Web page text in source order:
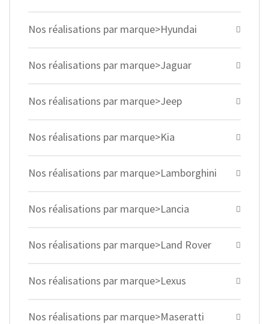
Nos réalisations par marque>Hyundai
Nos réalisations par marque>Jaguar
Nos réalisations par marque>Jeep
Nos réalisations par marque>Kia
Nos réalisations par marque>Lamborghini
Nos réalisations par marque>Lancia
Nos réalisations par marque>Land Rover
Nos réalisations par marque>Lexus
Nos réalisations par marque>Maseratti